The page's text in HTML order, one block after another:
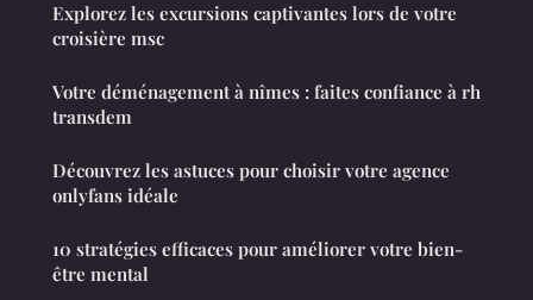
Explorez les excursions captivantes lors de votre
croisière msc
Votre déménagement à nîmes : faites confiance à rh
transdem
Découvrez les astuces pour choisir votre agence
onlyfans idéale
10 stratégies efficaces pour améliorer votre bien-
être mental